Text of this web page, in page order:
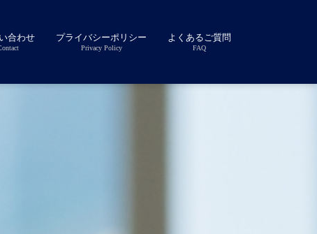
合わせ プライバシーポリシー
Privacy Policy
よくあるご質問
FAQ